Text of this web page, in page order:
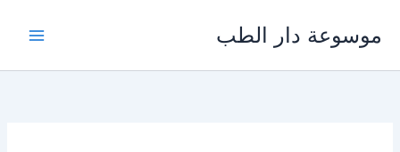
المحتوى
موسوعة دار الطب